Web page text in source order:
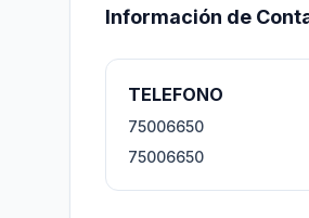
Información de
TELEFONO
75006650
75006650